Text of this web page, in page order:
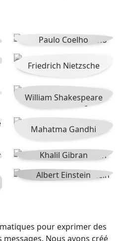
Paulo Coelho
Friedrich Nietzsche
William Shakespeare
Mahatma Gandhi
Khalil Gibran
Albert Einstein
pour exprimer des
Nous avons créé